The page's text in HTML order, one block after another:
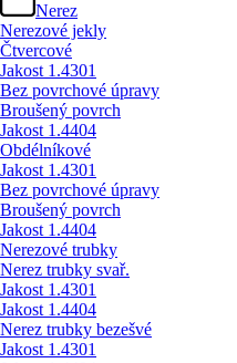
Nerez
Nerezové jekly
Čtvercové
Jakost 1.4301
Bez povrchové úpravy
Broušený povrch
Jakost 1.4404
Obdélníkové
Jakost 1.4301
Bez povrchové úpravy
Broušený povrch
Jakost 1.4404
Nerezové trubky
Nerez trubky svař.
Jakost 1.4301
Jakost 1.4404
Nerez trubky bezešvé
Jakost 1.4301